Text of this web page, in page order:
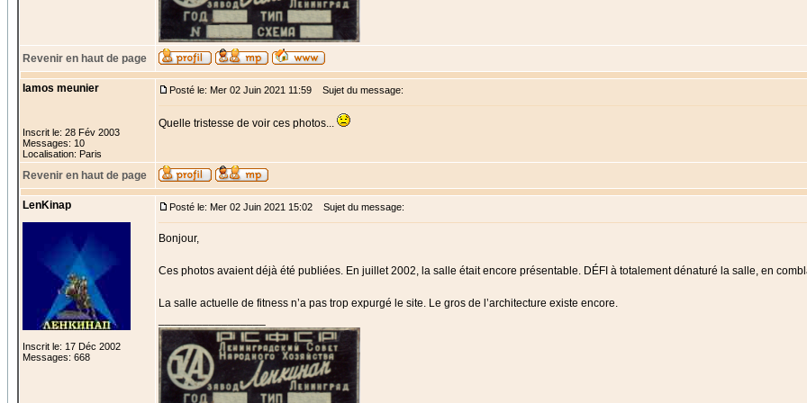
Revenir en haut de page
lamos meunier
Inscrit le: 28 Fév 2003
Messages: 10
Localisation: Paris
Posté le: Mer 02 Juin 2021 11:59 Sujet du message:
Quelle tristesse de voir ces photos...
Revenir en haut de page
LenKinap
Inscrit le: 17 Déc 2002
Messages: 668
Posté le: Mer 02 Juin 2021 15:02 Sujet du message:
Bonjour,
Ces photos avaient déjà été publiées. En juillet 2002, la salle était encore présentable. DÉFI à totalement dénaturé la salle, en
La salle actuelle de fitness n’a pas trop expurgé le site. Le gros de l’architecture existe encore.